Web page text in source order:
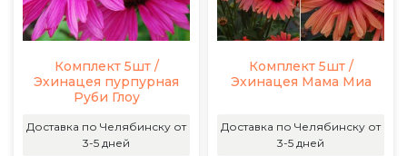
Комплект 5шт /
Эхинацея пурпурная
Руби Глоу
Доставка по Челябинску от
3-5 дней
Комплект 5шт /
Эхинацея Мама Миа
Доставка по Челябинску от
3-5 дней